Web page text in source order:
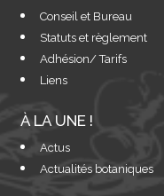
Conseil et Bureau
Statuts et règlement
Adhésion/ Tarifs
Liens
À LA UNE !
Actus
Actualités botaniques